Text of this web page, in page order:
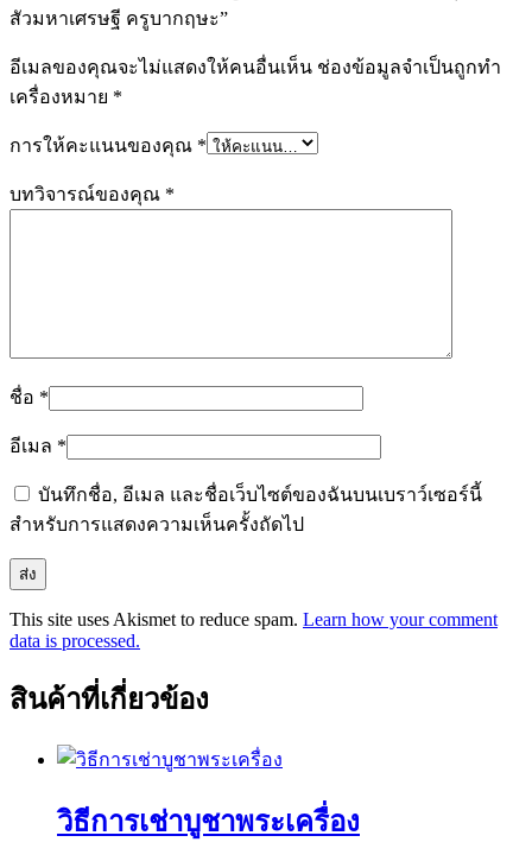
สัวมหาเศรษฐี ครูบากฤษะ”
อีเมลของคุณจะไม่แสดงให้คนอื่นเห็น ช่องข้อมูลจำเป็นถูกทำ
เครื่องหมาย *
การให้คะแนนของคุณ *
บทวิจารณ์ของคุณ *
ชื่อ *
อีเมล *
บันทึกชื่อ, อีเมล และชื่อเว็บไซต์ของฉันบนเบราว์เซอร์นี้
สำหรับการแสดงความเห็นครั้งถัดไป
This site uses Akismet to reduce spam. Learn how your comment
data is processed.
สินค้าที่เกี่ยวข้อง
วิธีการเช่าบูชาพระเครื่อง